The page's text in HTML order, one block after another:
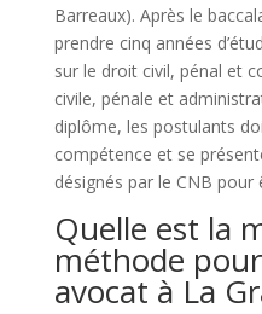
Barreaux). Après le
prendre cinq années
sur le droit civil, pénal et
civile, pénale et
diplôme, les postulants
compétence et se
désignés par le CNB pour
Quelle est la
méthode
avocat à La